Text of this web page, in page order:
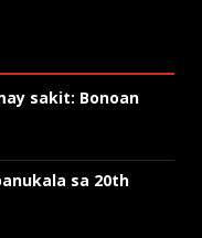
sakit: Bonoan
sa 20th